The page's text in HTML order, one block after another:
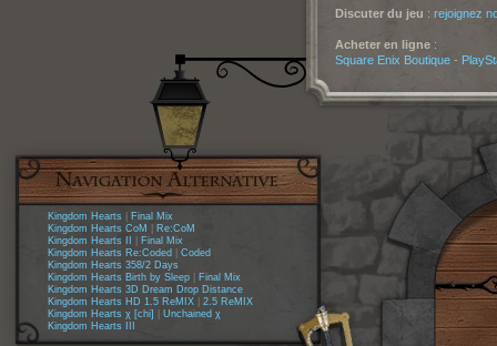
Discuter du jeu :rejoignez
Acheter en ligne :
Square Enix Boutique -
Kingdom Hearts
Final Mix
Kingdom Hearts CoM
Re:CoM
Kingdom Hearts II
Final Mix
Kingdom Hearts Re:Coded
Coded
Kingdom Hearts 358/2 Days
Kingdom Hearts Birth by Sleep
Final Mix
Kingdom Hearts 3D Dream Drop Distance
Kingdom Hearts HD 1.5 ReMIX
2.5 ReMIX
Kingdom Hearts χ [chi]
Unchained χ
Kingdom Hearts III